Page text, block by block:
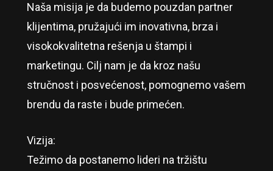
Naša misija je da budemo pouzdan partner
klijentima, pružajući im inovativna, brza i
visokokvalitetna rešenja u štampi i
marketingu. Cilj nam je da kroz našu
stručnost i posvećenost, pomognemo vašem
brendu da raste i bude primećen.
Vizija:
Težimo da postanemo lideri na tržištu